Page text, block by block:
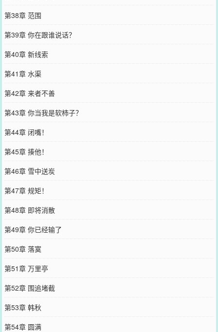
第38章 范围
第39章 你在跟谁说话？
第40章 新线索
第41章 水渠
第42章 来者不善
第43章 你当我是软柿子？
第44章 闭嘴！
第45章 揍他！
第46章 雪中送炭
第47章 规矩！
第48章 即将消散
第49章 你已经输了
第50章 落寞
第51章 万里亭
第52章 围追堵截
第53章 韩秋
第54章 圆满